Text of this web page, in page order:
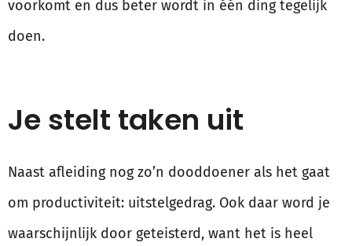
voorkomt en dus beter wordt in één ding tegelijk
doen.
Je stelt taken uit
Naast afleiding nog zo’n dooddoener als het gaat
om productiviteit: uitstelgedrag. Ook daar word je
waarschijnlijk door geteisterd, want het is heel